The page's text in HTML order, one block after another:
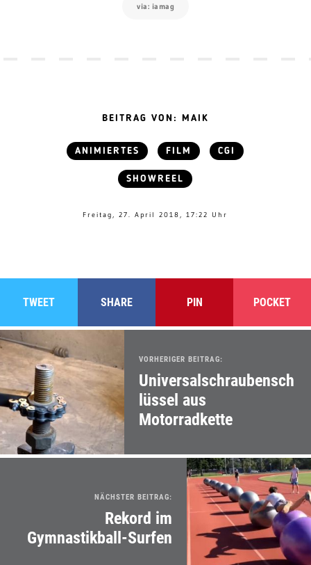
via: iamag
BEITRAG VON: MAIK
ANIMIERTES FILM CGI
SHOWREEL
Freitag, 27. April 2018, 17:22 Uhr
TWEET SHARE PIN POCKET
VORHERIGER BEITRAG:
Universalschraubensch
lüssel aus
Motorradkette
NÄCHSTER BEITRAG:
Rekord im
Gymnastikball-Surfen